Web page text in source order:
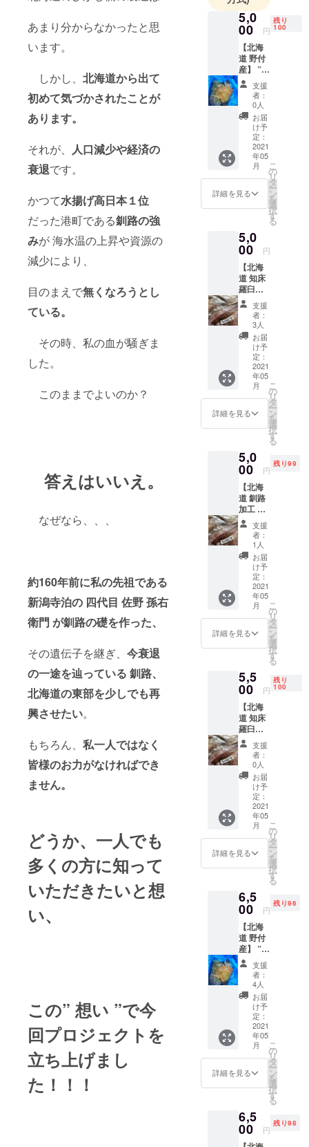
あまり分からなかったと思
います。
しかし、 北海道から出て
初めて気づかされたことが
あります。
それが、
人口減少や経済の
衰退です。
かつて水揚げ高日本１位
だった港町である釧路の強
みが 海水温の上昇や資源の
減少により、
目のまえで無くなろうとし
ている。
その時、私の血が騒ぎま
した。
このままでよいのか？
答えはいいえ。
なぜなら、、、
約160年前に私の先祖である
新潟寺泊の 四代目 佐野 孫右
衛門 が釧路の礎を作った、
その遺伝子を継ぎ、 今衰退
の一途を辿っている 釧路、
北海道の東部を少しでも再
興させたい。
もちろん、 私一人ではなく
皆様のお力がなければでき
ません。
どうか、一人でも
多くの方に知って
いただきたいと想
い、
この” 想い ”で今
回プロジェクトを
立ち上げまし
た！！！
⚔八代目佐野
孫右衛門
➣四代目 佐
野孫右衛
門 末裔
（北海道
釧路地域の
礎を作った
人）
➣天明年間
➣新聞に記事
➣釧路生まれ
釧路育ち
時々東京
➣元板前
➣食育インス
トラクター
➣元組み込み
系ITエンジニ
ア
➣元築地市場
仲卸
（赤）
➣地域街起こ
5,0
00 円
残り
100
【北海
道 野付
産】 ”
活 ” 殻
付きホ
タテ 10
個
入
1個
200ｇ～
350ｇ
位
＊送料
込み・
込 *クー
ル宅急
便にて
のお届
けとな
りま
す。 到
着後、
10℃以
下で保
存し、
生もの
ですの
でなる
べく早
くお食
べ下さ
支援
者：
0人
お届
け予
定：
2021
年05
月
詳細を見る
こ
の
リ
タ
ー
ン
を
選
択
す
る
5,0
00 円
【北海
道 知床
羅臼産
ホッケ
３枚
セッ
ト】 大
真ホッ
ケ干
し ×3
枚
＊送料
込み・
消費税
込 *クー
宅急便
にての
お届け
となり
ます。
到着
後、-3
℃以下
で保存
し、な
るべく
早くお
食べ下
さい。
漬魚の
産地は
羅臼と
イメー
ジで
す。 真
ホッケ
干し以
外は
入って
いませ
ん。
支援
者：
3人
お届
け予
定：
2021
年05
月
詳細を見る
こ
の
リ
タ
ー
ン
を
選
択
す
る
5,0
00 円
残り99
【北海
道 釧路
加工 漬
魚セッ
ト】 漬
魚 ×3
枚
（例：
味醂
漬、味
噌漬、
漬）
＊送料
込み・
込 *クー
ル冷凍
宅急便
にての
お届け
となり
ます。
到着
後、-3
℃以下
で保存
し、な
るべく
早くお
食べ下
さい。
漬魚の
ます。
写真は
イメー
ジで
す。 真
ホッケ
干しは
入って
いませ
ん、
支援
者：
1人
お届
け予
定：
2021
年05
月
詳細を見る
こ
の
リ
タ
ー
ン
を
選
択
す
る
5,5
00 円
残り
100
【北海
道 知床
羅臼産
真ホッ
ケ込
セッ
ト】 特
大 真
ホッケ
干し ×
枚
特
製 漬
魚
×
（例：
味噌
漬、味
醂漬、
糠漬）
＊送
料込
み・消
費税込 *
クール
冷凍宅
急便に
てのお
届けと
なりま
す。 到
着
し、な
るべく
早くお
支援
者：
0人
お届
け予
定：
2021
年05
月
詳細を見る
こ
の
リ
タ
ー
ン
を
選
択
す
る
6,5
00 円
残り96
【北海
道 野付
産】 ”
活 ” 殻
付きホ
タテ 20
個
入
1個に
つき200
ｇ～350
ｇ位
＊送
料込
費税込 *
クール
宅急便
支援
者：
4人
お届
け予
定：
2021
年05
月
詳細を見る
こ
の
リ
タ
ー
ン
を
選
択
す
る
6,5
00 円
残り98